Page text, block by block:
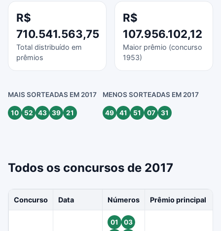
R$
710.541.563,75
Total distribuído em
prêmios
R$
107.956.102,12
Maior prêmio (concurso
1953)
MAIS SORTEADAS EM 2017
10 52 43 39 21
MENOS SORTEADAS EM 2017
49 41 51 07 31
Todos os concursos de 2017
Concurso Data Números Prêmio principal
01
03